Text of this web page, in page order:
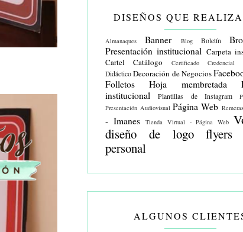
DISEÑOS QUE
Almanaques Banner Blog Boletín
Presentación institucional Carpeta
Cartel
Catálogo Certificado Credencial
Didáctico Decoración de Negocios
Folletos Hoja membretada
institucional
Plantillas de Instagram
Presentación Audiovisual Página Web Remeras
- Imanes
Tienda Virtual - Página Web
diseño de logo
flyers
personal
ALGUNOS